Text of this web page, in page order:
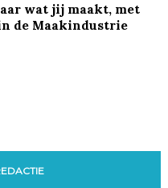
wat jij maakt, met
de Maakindustrie